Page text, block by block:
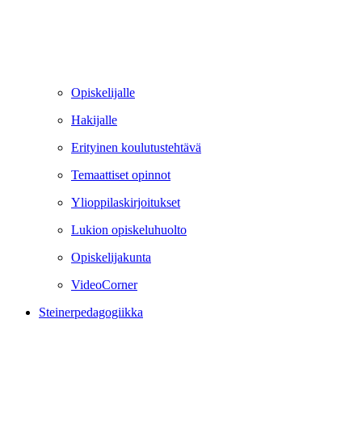
Opiskelijalle
Hakijalle
Erityinen koulutustehtävä
Temaattiset opinnot
Ylioppilaskirjoitukset
Lukion opiskeluhuolto
Opiskelijakunta
VideoCorner
Steinerpedagogiikka